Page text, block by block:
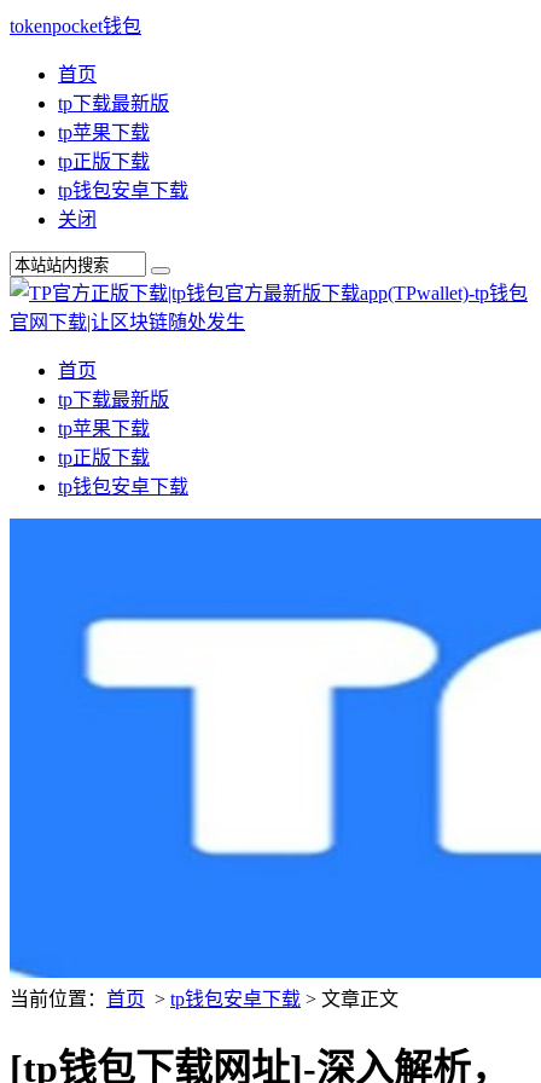
tokenpocket钱包
首页
tp下载最新版
tp苹果下载
tp正版下载
tp钱包安卓下载
关闭
首页
tp下载最新版
tp苹果下载
tp正版下载
tp钱包安卓下载
当前位置： 首页 > tp钱包安卓下载 > 文章正文
[tp钱包下载网址]-深入解析，